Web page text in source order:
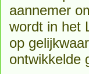
aannemer
wordt in het
op
ontwikkelde